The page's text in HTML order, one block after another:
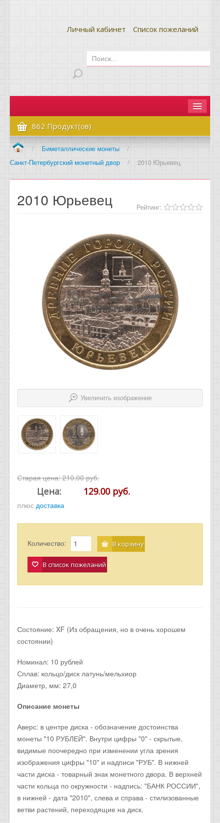
Личный кабинет Список пожеланий
Главная
Как сделать заказ
Оплата и доставка
Вопрос-ответ
862 Продукт(ов)
/ Биметаллические монеты
/
Санкт-Петербургский монетный двор
/ 2010 Юрьевец
2010 Юрьевец Рейтинг:
Увеличить изображение
Старая цена:210.00 руб.
Цена: 129.00 руб.
плюс доставка
Количество: В корзину
В список пожеланий
Состояние: XF (Из обращения, но в очень хорошем
состоянии)
Номинал: 10 рублей
Сплав: кольцо/диск латунь/мельхиор
Диаметр, мм: 27,0
Описание монеты
Аверс: в центре диска - обозначение достоинства
монеты "10 РУБЛЕЙ". Внутри цифры "0" - скрытые,
видимые поочередно при изменении угла зрения
изображения цифры "10" и надписи "РУБ". В нижней
части диска - товарный знак монетного двора. В верхней
части кольца по окружности - надпись: "БАНК РОССИИ",
в нижней - дата "2010", слева и справа - стилизованные
ветви растений, переходящие на диск.